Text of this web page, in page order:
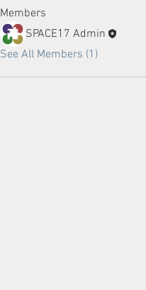
Members
SPACE17 Admin
See All Members (1)